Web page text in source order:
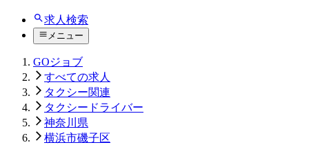
求人検索
メニュー
GOジョブ
すべての求人
タクシー関連
タクシードライバー
神奈川県
横浜市磯子区